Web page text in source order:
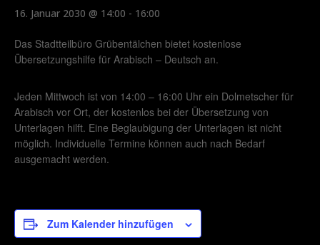
16. Januar 2030 @ 14:00 - 16:00
Das Stadtteilbüro Grübentälchen bietet kostenlose
Übersetzungshilfe für Arabisch – Deutsch an.
Jeden Mittwoch ist von 14:00 – 16:00 Uhr ein Dolmetscher für
Arabisch vor Ort, der kostenlos bei der Übersetzung von
Unterlagen hilft. Eine Beglaubigung der Unterlagen ist nicht
möglich. Individuelle Termine können auch nach Bedarf
ausgemacht werden.
Zum Kalender hinzufügen